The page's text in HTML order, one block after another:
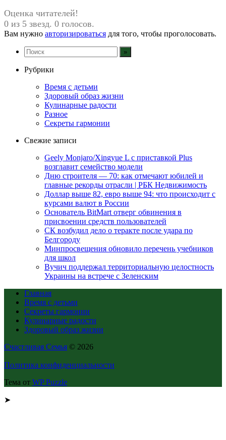
Оценка читателей!
0 из 5 звезд. 0 голосов.
Вам нужно авторизироваться для того, чтобы проголосовать.
Рубрики
Время с детьми
Здоровый образ жизни
Кулинарные радости
Разное
Секреты гармонии
Свежие записи
Geely Monjaro/Xingyue L с приставкой Plus
возглавит семейство модели
Дню строителя — 70: как отмечают юбилей и
главные рекорды отрасли | РБК Недвижимость
Доллар выше 82, евро выше 94: что происходит с
курсами валют в России
Основатель BitMart отверг обвинения в
присвоении средств пользователей
СК возбудил дело о теракте после удара по
Белгороду
Минпросвещения обновило перечень учебников
для школ
Вучич поддержал территориальную целостность
Украины на встрече с Зеленским
Главная
Время с детьми
Секреты гармонии
Кулинарные радости
Здоровый образ жизни
Счастливая Семья © 2026
Политика конфиденциальности
Тема от WP Puzzle
➤